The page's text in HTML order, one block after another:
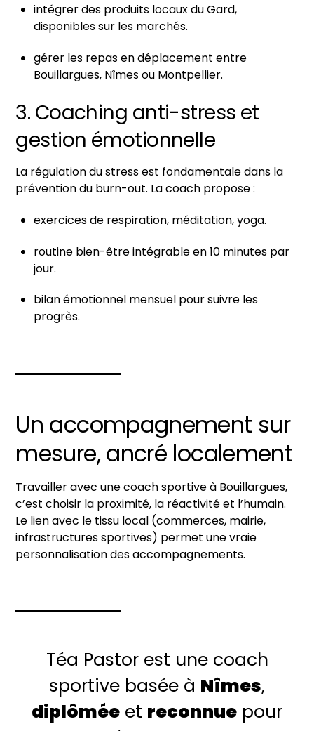
intégrer des produits locaux du Gard,
disponibles sur les marchés.
gérer les repas en déplacement entre
Bouillargues, Nîmes ou Montpellier.
3. Coaching anti-stress et
gestion émotionnelle
La régulation du stress est fondamentale dans la
prévention du burn-out. La coach propose :
exercices de respiration, méditation, yoga.
routine bien-être intégrable en 10 minutes par
jour.
bilan émotionnel mensuel pour suivre les
progrès.
Un accompagnement sur
mesure, ancré localement
Travailler avec une coach sportive à Bouillargues,
c’est choisir la proximité, la réactivité et l’humain.
Le lien avec le tissu local (commerces, mairie,
infrastructures sportives) permet une vraie
personnalisation des accompagnements.
Téa Pastor est une coach
sportive basée à Nîmes,
diplômée et reconnue pour